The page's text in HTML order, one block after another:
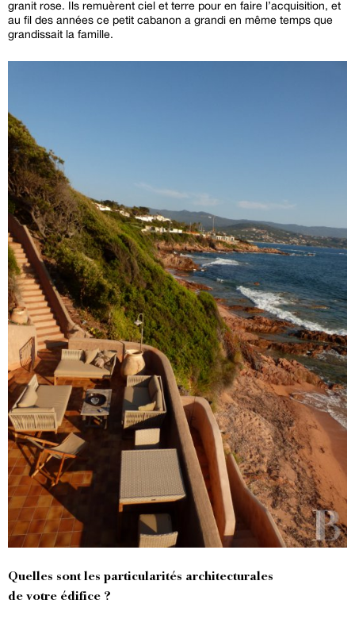
granit rose. Ils remuèrent ciel et terre pour en faire l’acquisition, et
au fil des années ce petit cabanon a grandi en même temps que
grandissait la famille.
Quelles sont les particularités architecturales
de votre édifice ?